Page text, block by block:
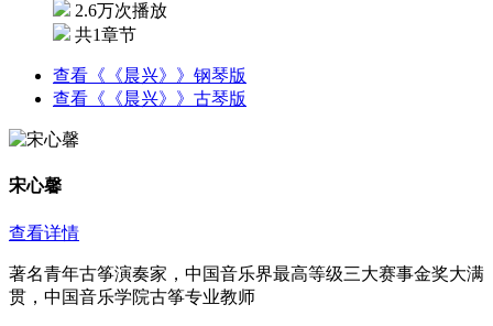
2.6万次播放
共1章节
查看《《晨兴》》钢琴版
查看《《晨兴》》古琴版
宋心馨
查看详情
著名青年古筝演奏家，中国音乐界最高等级三大赛事金奖大满
贯，中国音乐学院古筝专业教师